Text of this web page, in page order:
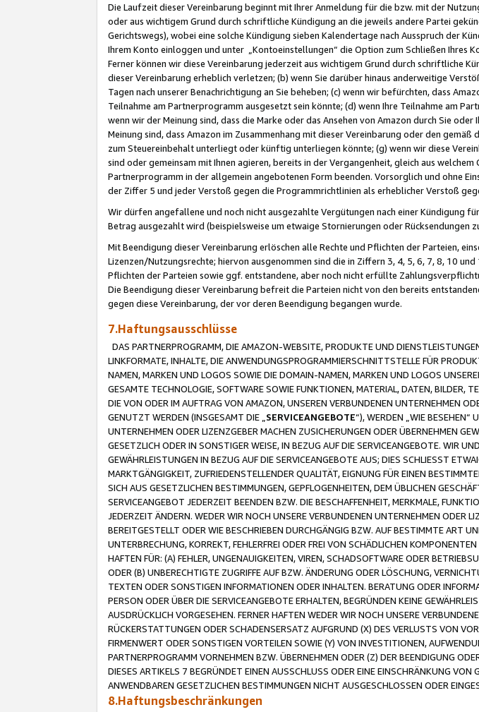
Die Laufzeit dieser Vereinbarung beginnt mit Ihrer Anmeldung für die bzw. mit der
oder aus wichtigem Grund durch schriftliche Kündigung an die jeweils andere Partei
Gerichtswegs), wobei eine solche Kündigung sieben Kalendertage nach Ausspruch der
Ihrem Konto einloggen und unter „Kontoeinstellungen“ die Option zum Schließen Ihres
Ferner können wir diese Vereinbarung jederzeit aus wichtigem Grund durch schriftliche
dieser Vereinbarung erheblich verletzen; (b) wenn Sie darüber hinaus anderweitige
Tagen nach unserer Benachrichtigung an Sie beheben; (c) wenn wir befürchten, dass
Teilnahme am Partnerprogramm ausgesetzt sein könnte; (d) wenn Ihre Teilnahme am
wenn wir der Meinung sind, dass die Marke oder das Ansehen von Amazon durch Sie
Meinung sind, dass Amazon im Zusammenhang mit dieser Vereinbarung oder den
zum Steuereinbehalt unterliegt oder künftig unterliegen könnte; (g) wenn wir diese
sind oder gemeinsam mit Ihnen agieren, bereits in der Vergangenheit, gleich aus
Partnerprogramm in der allgemein angebotenen Form beenden. Vorsorglich und ohne
der Ziffer 5 und jeder Verstoß gegen die Programmrichtlinien als erheblicher Verstoß
Wir dürfen angefallene und noch nicht ausgezahlte Vergütungen nach einer Kündigung
Betrag ausgezahlt wird (beispielsweise um etwaige Stornierungen oder Rücksendungen
Mit Beendigung dieser Vereinbarung erlöschen alle Rechte und Pflichten der Parteien,
Lizenzen/Nutzungsrechte; hiervon ausgenommen sind die in Ziffern 3, 4, 5, 6, 7, 8, 10
Pflichten der Parteien sowie ggf. entstandene, aber noch nicht erfüllte
Die Beendigung dieser Vereinbarung befreit die Parteien nicht von den bereits
gegen diese Vereinbarung, der vor deren Beendigung begangen wurde.
7.Haftungsausschlüsse
DAS PARTNERPROGRAMM, DIE AMAZON-WEBSITE, PRODUKTE UND
LINKFORMATE, INHALTE, DIE ANWENDUNGSPROGRAMMIERSCHNITTSTELLE FÜR
NAMEN, MARKEN UND LOGOS SOWIE DIE DOMAIN-NAMEN, MARKEN UND LOGOS
GESAMTE TECHNOLOGIE, SOFTWARE SOWIE FUNKTIONEN, MATERIAL, DATEN, BILDER,
DIE VON ODER IM AUFTRAG VON AMAZON, UNSEREN VERBUNDENEN UNTERNEHMEN
GENUTZT WERDEN (INSGESAMT DIE „ SERVICEANGEBOTE“), WERDEN „WIE BESEHEN“
UNTERNEHMEN ODER LIZENZGEBER MACHEN ZUSICHERUNGEN ODER ÜBERNEHMEN
GESETZLICH ODER IN SONSTIGER WEISE, IN BEZUG AUF DIE SERVICEANGEBOTE. WIR
GEWÄHRLEISTUNGEN IN BEZUG AUF DIE SERVICEANGEBOTE AUS; DIES SCHLIESST
MARKTGÄNGIGKEIT, ZUFRIEDENSTELLENDER QUALITÄT, EIGNUNG FÜR EINEN
SICH AUS GESETZLICHEN BESTIMMUNGEN, GEPFLOGENHEITEN, DEM ÜBLICHEN
SERVICEANGEBOT JEDERZEIT BEENDEN BZW. DIE BESCHAFFENHEIT, MERKMALE,
JEDERZEIT ÄNDERN. WEDER WIR NOCH UNSERE VERBUNDENEN UNTERNEHMEN ODER
BEREITGESTELLT ODER WIE BESCHRIEBEN DURCHGÄNGIG BZW. AUF BESTIMMTE ART
UNTERBRECHUNG, KORREKT, FEHLERFREI ODER FREI VON SCHÄDLICHEN
HAFTEN FÜR: (A) FEHLER, UNGENAUIGKEITEN, VIREN, SCHADSOFTWARE ODER
ODER (B) UNBERECHTIGTE ZUGRIFFE AUF BZW. ÄNDERUNG ODER LÖSCHUNG,
TEXTEN ODER SONSTIGEN INFORMATIONEN ODER INHALTEN. BERATUNG ODER
PERSON ODER ÜBER DIE SERVICEANGEBOTE ERHALTEN, BEGRÜNDEN KEINE
AUSDRÜCKLICH VORGESEHEN. FERNER HAFTEN WEDER WIR NOCH UNSERE
RÜCKERSTATTUNGEN ODER SCHADENSERSATZ AUFGRUND (X) DES VERLUSTS VON
FIRMENWERT ODER SONSTIGEN VORTEILEN SOWIE (Y) VON INVESTITIONEN,
PARTNERPROGRAMM VORNEHMEN BZW. ÜBERNEHMEN ODER (Z) DER BEENDIGUNG
DIESES ARTIKELS 7 BEGRÜNDET EINEN AUSSCHLUSS ODER EINE EINSCHRÄNKUNG
ANWENDBAREN GESETZLICHEN BESTIMMUNGEN NICHT AUSGESCHLOSSEN ODER
8.Haftungsbeschränkungen